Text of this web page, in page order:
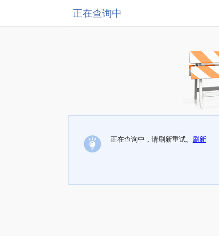
正在查询中
正在查询中，请刷新重试。 刷新